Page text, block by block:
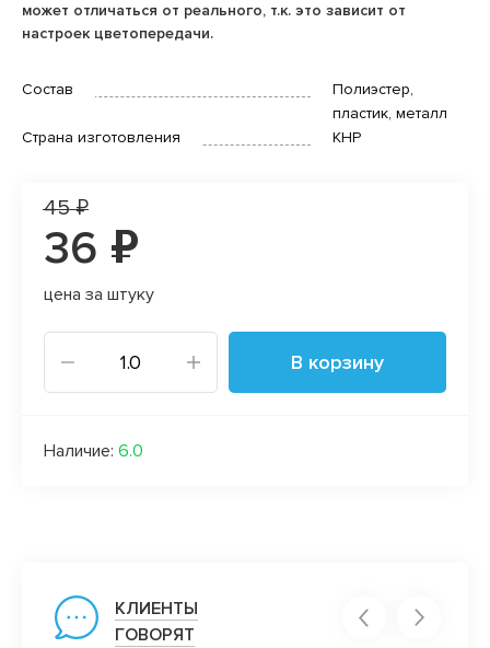
может отличаться от реального, т.к. это зависит от
настроек цветопередачи.
Состав
Полиэстер,
пластик, металл
Страна изготовления
КНР
45 ₽
36 ₽
цена за штуку
В корзину
Наличие: 6.0
КЛИЕНТЫ
ГОВОРЯТ